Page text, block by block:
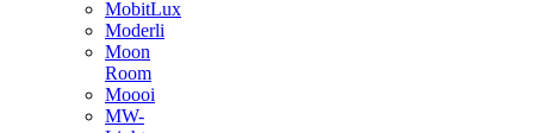
MobitLux
Moderli
Moon
Room
Moooi
MW-